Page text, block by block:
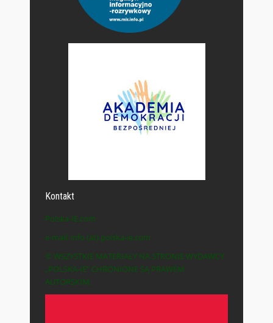
Kontakt
Polska-IE.com
e-mail: info (at) polska-ie.com
© WSZYSTKIE MATERIAŁY NA STRONIE WYDAWCY
„POLSKA-IE” CHRONIONE SĄ PRAWEM
AUTORSKIM.